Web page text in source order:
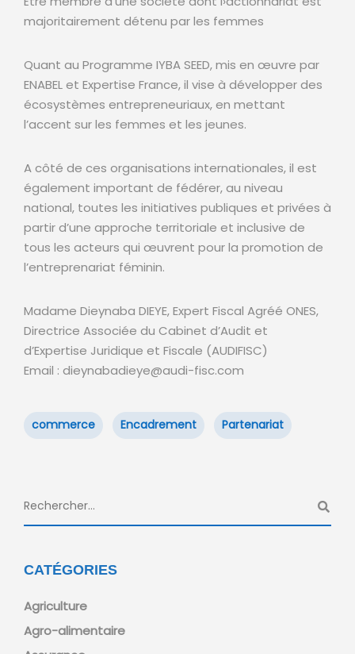
majoritairement détenu par les femmes
Quant au Programme IYBA SEED, mis en œuvre par
ENABEL et Expertise France, il vise à développer des
écosystèmes entrepreneuriaux, en mettant
l’accent sur les femmes et les jeunes.
A côté de ces organisations internationales, il est
également important de fédérer, au niveau
national, toutes les initiatives publiques et privées à
partir d’une approche territoriale et inclusive de
tous les acteurs qui œuvrent pour la promotion de
l’entreprenariat féminin.
Madame Dieynaba DIEYE, Expert Fiscal Agréé ONES,
Directrice Associée du Cabinet d’Audit et
d’Expertise Juridique et Fiscale (AUDIFISC)
Email : dieynabadieye@audi-fisc.com
commerce Encadrement Partenariat
CATÉGORIES
Agriculture
Agro-alimentaire